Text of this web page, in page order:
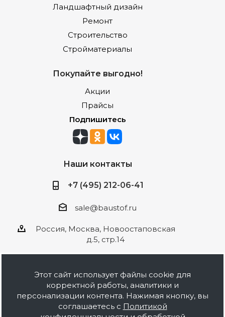
Ландшафтный дизайн
Ремонт
Строительство
Стройматериалы
Покупайте выгодно!
Акции
Прайсы
Подпишитесь
Наши контакты
+7 (495) 212-06-41
sale@baustof.ru
Россия, Москва, Новоостаповская
д.5, стр.14
2026 © ООО Баустов. Собственное
производство лакокрасочной продукции,
оптовая и розничная продажа строительных
Этот сайт использует файлы cookie для
корректной работы, аналитики и
персонализации контента. Нажимая кнопку, вы
соглашаетесь с Политикой